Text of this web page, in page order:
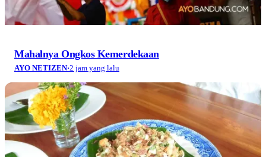
Mahalnya Ongkos Kemerdekaan
AYO NETIZEN·2 jam yang lalu